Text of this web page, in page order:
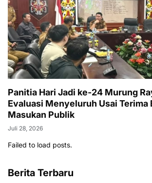
Panitia Hari Jadi ke-24 Murung
Evaluasi Menyeluruh Usai Terima
Masukan Publik
Juli 28, 2026
Failed to load posts.
Berita Terbaru